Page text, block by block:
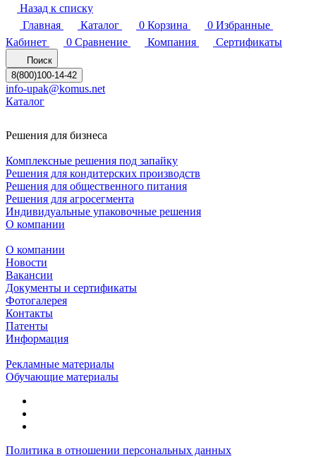
Назад к списку
Главная
Каталог 0 Корзина 0 Избранные
Кабинет
0 Сравнение Компания Сертификаты
Поиск
8(800)100-14-42
info-upak@komus.net
Каталог
Решения для бизнеса
Комплексные решения под запайку
Решения для кондитерских производств
Решения для общественного питания
Решения для агросегмента
Индивидуальные упаковочные решения
О компании
О компании
Новости
Вакансии
Документы и сертификаты
Фотогалерея
Контакты
Патенты
Информация
Рекламные материалы
Обучающие материалы
Политика в отношении персональных данных